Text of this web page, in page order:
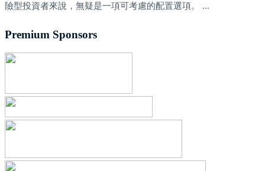
險型投資者來說，無疑是一項可考慮的配置選項。 ...
Premium Sponsors